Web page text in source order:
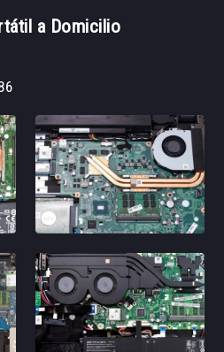
a Domicilio